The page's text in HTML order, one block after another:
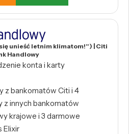
unieść letnim klimatom!”) | Citi
Handlowy
konta i karty
z bankomatów Citi i 4
z innych bankomatów
krajowe i 3 darmowe
Elixir